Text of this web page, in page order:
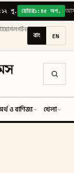
পূ. যোহর১:৪৫ অপ.
লগইন
বাং EN
ও বাণিজ্য খেলা